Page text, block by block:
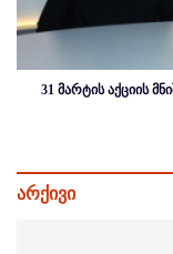
31 მარტის აქციის
არქივი